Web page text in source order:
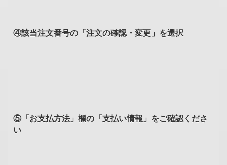
④該当注文番号の「注文の確認・変更」を選択
⑤「お支払方法」欄の「支払い情報」をご確認くださ
い